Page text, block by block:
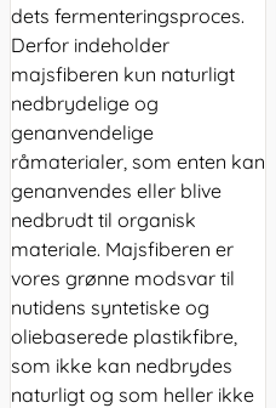
dets fermenteringsproces.
Derfor indeholder
majsfiberen kun naturligt
nedbrydelige og
genanvendelige
råmaterialer, som enten kan
genanvendes eller blive
nedbrudt til organisk
materiale. Majsfiberen er
vores grønne modsvar til
nutidens syntetiske og
oliebaserede plastikfibre,
som ikke kan nedbrydes
naturligt og som heller ikke